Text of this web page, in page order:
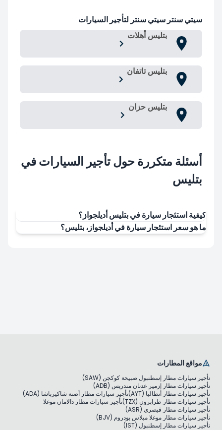
سيتي سنتر سيتي سنتر لتأجير السيارات
بتليس أهلات
بتليس تاتفان
بتليس حزان
أسئلة متكررة حول تأجير السيارات في
بتليس
كيفية استئجار سيارة في بتليس أديلجواز؟
ما هو سعر استئجار سيارة في أديلجواز، بتليس؟
مواقع المطارات
تأجير سيارات مطار إسطنبول صبيحة كوكجن (SAW)
تأجير سيارات مطار إزمير عدنان مندريس (ADB)
تأجير سيارات مطار أنطاليا (AYT)
تأجير سيارات مطار أضنة شاكيرباشا (ADA)
تأجير سيارات مطار طرابزون (TZX)
تأجير سيارات مطار دالامان موغلا
تأجير سيارات مطار قيصري (ASR)
تأجير سيارات مطار موغلا ميلاس بودروم (BJV)
تأجير سيارات مطار إسطنبول (IST)